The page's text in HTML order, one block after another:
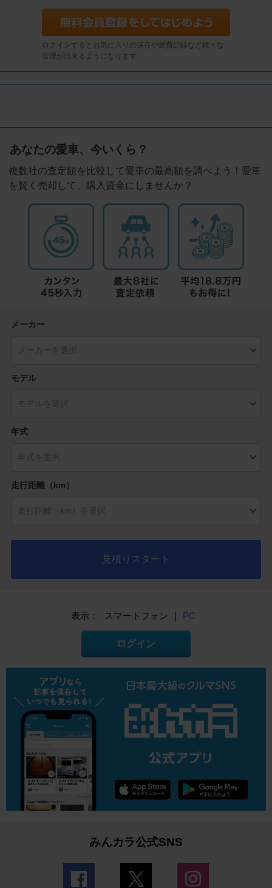
ログインするとお気に入りの保存や燃費記録など様々な
管理が出来るようになります
あなたの愛車、今いくら？
複数社の査定額を比較して愛車の最高額を調べよう！愛車
を賢く売却して、購入資金にしませんか？
メーカー
モデル
年式
走行距離（km）
見積りスタート
表示： スマートフォン | PC
ログイン
みんカラ公式SNS